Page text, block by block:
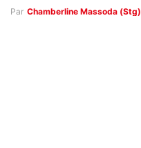
Par Chamberline Massoda (Stg)